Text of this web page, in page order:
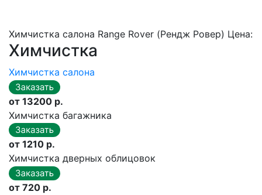
Химчистка салона Range Rover (Рендж Ровер) Цена:
Химчистка
Химчистка салона
от 13200 р.
Химчистка багажника
от 1210 р.
Химчистка дверных облицовок
от 720 р.